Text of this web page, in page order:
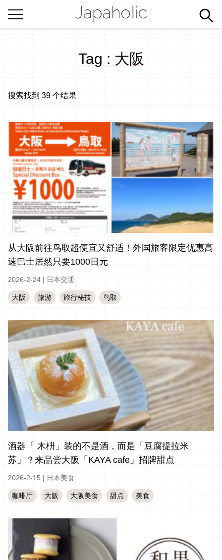
Tag : 大阪
搜索找到 39 个结果
从大阪前往鸟取超便宜又舒适！外国旅客限定优惠高
速巴士居然只要1000日元
2026-2-24 | 日本交通
大阪 旅游 旅行秘技 鸟取
酒器「 木枡」装的不是酒，而是「豆腐提拉米
苏」？来品尝大阪「KAYA cafe」招牌甜点
2026-2-15 | 日本美食
咖啡厅 大阪 大阪美食 甜点 美食